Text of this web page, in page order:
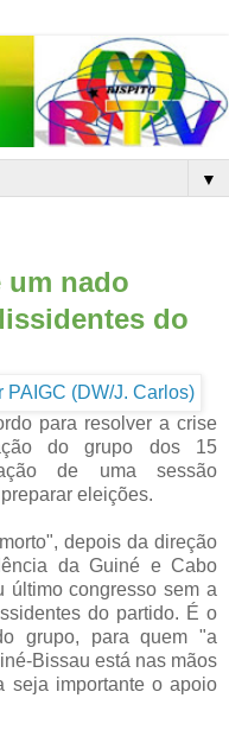
▼
um nado
do
para resolver a crise
do grupo dos 15
de uma sessão
eleições.
depois da direção
da Guiné e Cabo
último congresso sem a
do partido. É o
grupo, para quem "a
Bissau está nas mãos
seja importante o apoio